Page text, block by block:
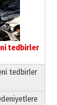
tedbirler
tedbirler